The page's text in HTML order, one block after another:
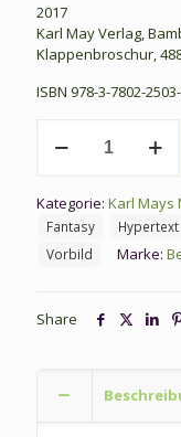
2017
Karl May Verlag,
Klappenbroschur,
ISBN 978-3-7802-
Der
Sturz
des
Kategorie: Karl Mays
Fantasy Hypertext
Vorbild
Marke:
Share